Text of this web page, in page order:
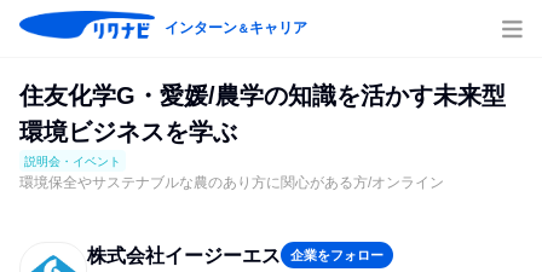
インターン＆キャリア
住友化学G・愛媛/農学の知識を活かす未来型
環境ビジネスを学ぶ
説明会・イベント
環境保全やサステナブルな農のあり方に関心がある方/オンライン
株式会社イージーエス 企業をフォロー